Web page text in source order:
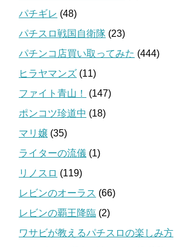
パチギレ (48)
パチスロ戦国自衛隊 (23)
パチンコ店買い取ってみた (444)
ヒラヤマンズ (11)
ファイト青山！
(147)
ポンコツ珍道中 (18)
マリ嬢 (35)
ライターの流儀 (1)
リノスロ (119)
レビンのオーラス (66)
レビンの覇王降臨 (2)
ワサビが教えるパチスロの楽しみ方